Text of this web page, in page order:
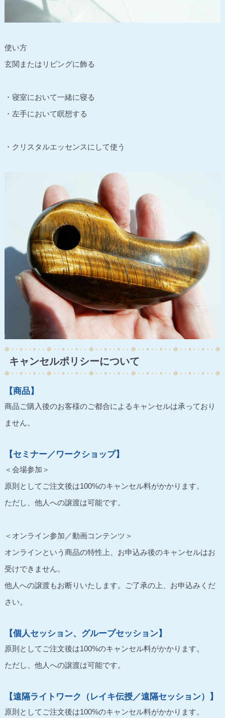
使い方
玄関またはリビングに飾る
・寝室において一緒に寝る
・左手において瞑想する
・クリスタルエッセンスにして使う
キャンセルポリシーについて
【商品】
商品ご購入後のお客様のご都合によるキャンセルは承っており
ません。
【セミナー／ワークショップ】
＜会場参加＞
原則としてご注文後は100%のキャンセル料がかかります。
ただし、他人への譲渡は可能です。
＜オンライン参加／動画コンテンツ＞
オンラインという商品の特性上、お申込み後のキャンセルはお
受けできません。
他人への譲渡もお断りいたします。ご了承の上、お申込みくだ
さい。
【個人セッション、グループセッション】
原則としてご注文後は100%のキャンセル料がかかります。
ただし、他人への譲渡は可能です。
【遠隔ライトワーク（レイキ伝授／遠隔セッション）】
原則としてご注文後は100%のキャンセル料がかかります。